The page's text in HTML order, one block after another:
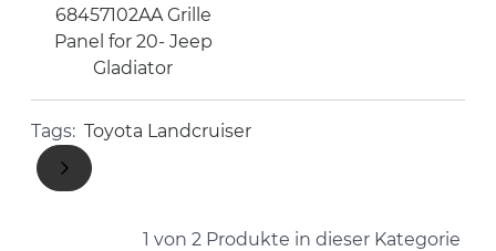
68457102AA Grille
Panel for 20- Jeep
Gladiator
Tags: Toyota Landcruiser
1 von 2 Produkte in dieser Kategorie